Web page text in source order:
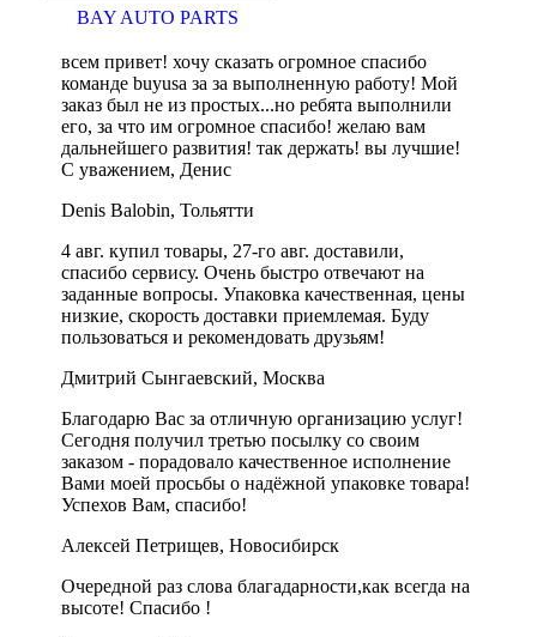
BAY AUTO PARTS
всем привет! хочу сказать огромное спасибо
команде buyusa за за выполненную работу! Мой
заказ был не из простых...но ребята выполнили
его, за что им огромное спасибо! желаю вам
дальнейшего развития! так держать! вы лучшие!
С уважением, Денис
Denis Balobin, Тольятти
4 авг. купил товары, 27-го авг. доставили,
спасибо сервису. Очень быстро отвечают на
заданные вопросы. Упаковка качественная, цены
низкие, скорость доставки приемлемая. Буду
пользоваться и рекомендовать друзьям!
Дмитрий Сынгаевский, Москва
Благодарю Вас за отличную организацию услуг!
Сегодня получил третью посылку со своим
заказом - порадовало качественное исполнение
Вами моей просьбы о надёжной упаковке товара!
Успехов Вам, спасибо!
Алексей Петрищев, Новосибирск
Очередной раз слова благадарности,как всегда на
высоте! Спасибо !